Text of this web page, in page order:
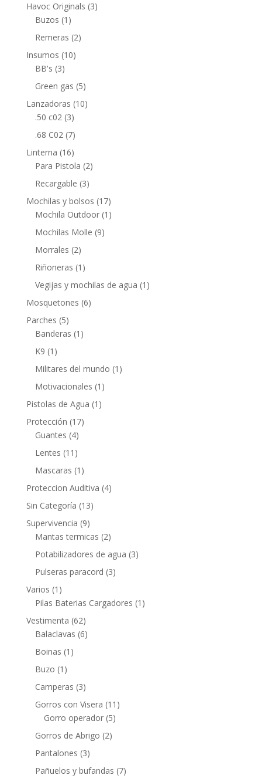
Havoc Originals (3)
Buzos (1)
Remeras (2)
Insumos (10)
BB's (3)
Green gas (5)
Lanzadoras (10)
.50 c02 (3)
.68 C02 (7)
Linterna (16)
Para Pistola (2)
Recargable (3)
Mochilas y bolsos (17)
Mochila Outdoor (1)
Mochilas Molle (9)
Morrales (2)
Riñoneras (1)
Vegijas y mochilas de agua (1)
Mosquetones (6)
Parches (5)
Banderas (1)
K9 (1)
Militares del mundo (1)
Motivacionales (1)
Pistolas de Agua (1)
Protección (17)
Guantes (4)
Lentes (11)
Mascaras (1)
Proteccion Auditiva (4)
Sin Categoría (13)
Supervivencia (9)
Mantas termicas (2)
Potabilizadores de agua (3)
Pulseras paracord (3)
Varios (1)
Pilas Baterias Cargadores (1)
Vestimenta (62)
Balaclavas (6)
Boinas (1)
Buzo (1)
Camperas (3)
Gorros con Visera (11)
Gorro operador (5)
Gorros de Abrigo (2)
Pantalones (3)
Pañuelos y bufandas (7)